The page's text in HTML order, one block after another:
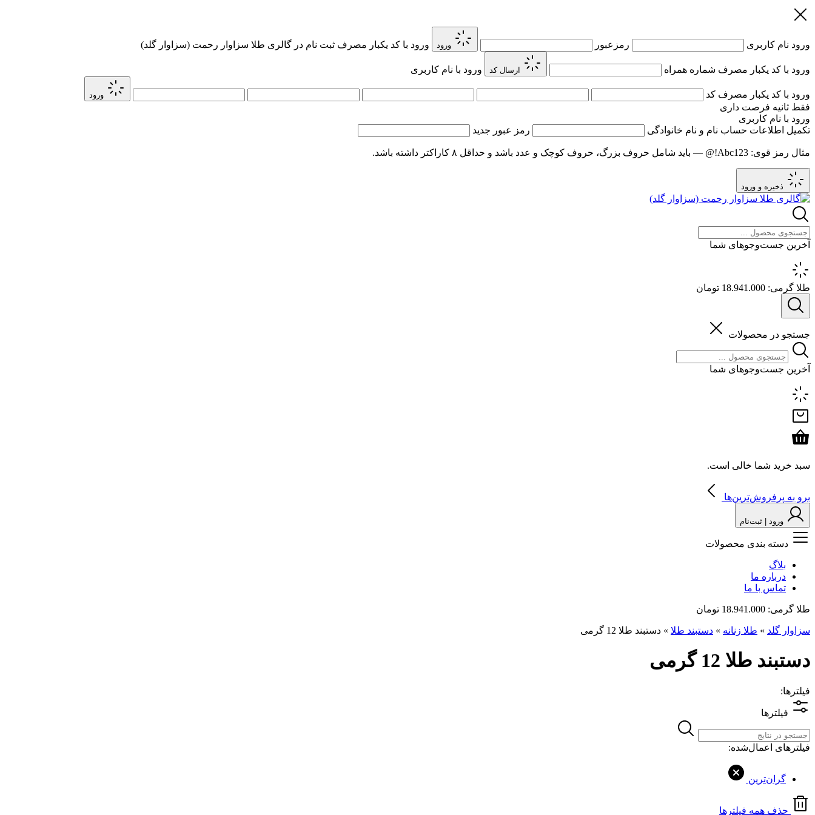
ورود نام کاربری رمزعبور ورود ورود با کد یکبار مصرف ثبت نام در گالری طلا سزاوار رحمت (سزاوار گلد)
ورود با کد یکبار مصرف شماره همراه ارسال کد ورود با نام کاربری
ورود با کد یکبار مصرف کد ورود
فقط ثانیه فرصت داری
ورود با نام کاربری
تکمیل اطلاعات حساب نام و نام خانوادگی رمز عبور جدید
مثال رمز قوی: Abc123!@ — باید شامل حروف بزرگ، حروف کوچک و عدد باشد و حداقل ۸ کاراکتر داشته باشد.
ذخیره و ورود
آخرین جست‌وجوهای شما
طلا گرمی: 18.941.000 تومان
جستجو در محصولات
آخرین جست‌وجوهای شما
سبد خرید شما خالی است.
برو به پرفروش‌ترین‌ها
ورود | ثبت‌نام
دسته بندی محصولات
بلاگ
درباره ما
تماس با ما
طلا گرمی: 18.941.000 تومان
سزاوار گلد » طلا زنانه » دستبند طلا » دستبند طلا 12 گرمی
دستبند طلا 12 گرمی
فیلترها:
فیلترها
فیلترهای اعمال‌شده:
گران‌ترین
حذف همه فیلترها